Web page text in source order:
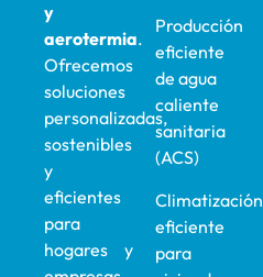
y
aerotermia.
Ofrecemos
soluciones
personalizadas,
sostenibles
y
eficientes
para
hogares y
Producción
eficiente
de agua
caliente
sanitaria
(ACS)
Climatización
eficiente
para